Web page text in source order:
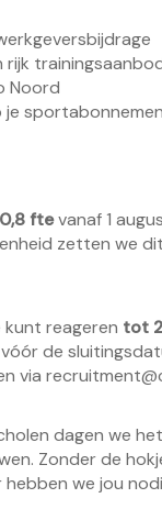
Noord
je
ftevanaf 1
zetten we
reageren tot
de
via
dagen we
Zonder de
we jou